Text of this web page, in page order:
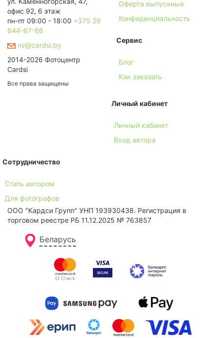
офис 92, 6 этаж
пн-пт 09:00 - 18:00 +375 29
644-67-66
nv@cardsi.by
2014-2026 Фотоцентр
Cardsi
Все права защищены
Оферта выпускные
Конфиденциальность
Сервис
Блог
Как заказать
Личный кабинет
Личный кабинет
Вход автора
Сотрудничество
Стать автором
Для фотографов
ООО "Кардси Групп" УНП 193930438. Региcтрация в
торговом реестре РБ 11.12.2025 № 763857
Беларусь